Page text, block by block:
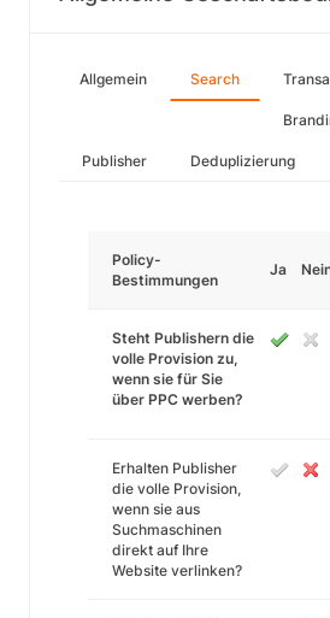
Allgemein Search
Publisher Deduplizierung
Policy-
Bestimmungen
Ja
Steht Publishern die
volle Provision zu,
wenn sie für Sie
über PPC werben?
Erhalten Publisher
die volle Provision,
wenn sie aus
Suchmaschinen
direkt auf Ihre
Website verlinken?